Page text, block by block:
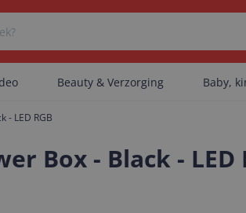
zijn geen categorieën gevonden.
Beauty & Verzorging Baby,
- LED RGB
Box - Black - LED